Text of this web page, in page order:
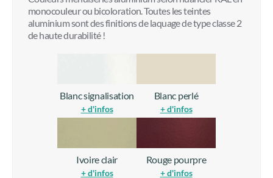
monocouleur ou bicoloration. Toutes les teintes
aluminium sont des finitions de laquage de type classe 2
de haute durabilité !
Blanc signalisation
+ d'infos
Blanc perlé
+ d'infos
Ivoire clair
+ d'infos
Rouge pourpre
+ d'infos